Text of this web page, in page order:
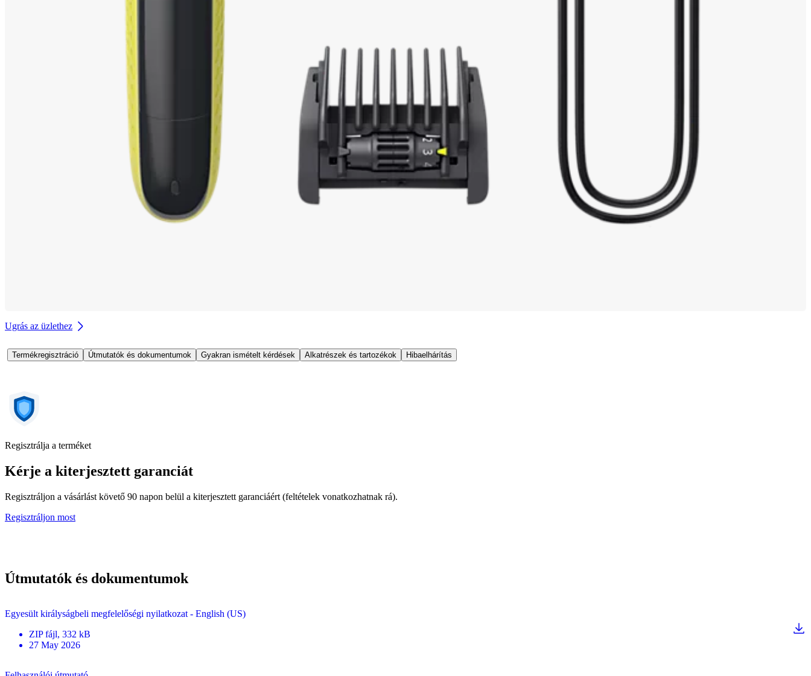
Ugrás az üzlethez
Termékregisztráció Útmutatók és dokumentumok Gyakran ismételt kérdések Alkatrészek és tartozékok Hibaelhárítás
Regisztrálja a terméket
Kérje a kiterjesztett garanciát
Regisztráljon a vásárlást követő 90 napon belül a kiterjesztett garanciáért (feltételek vonatkozhatnak rá).
Regisztráljon most
Útmutatók és dokumentumok
Egyesült királyságbeli megfelelőségi nyilatkozat - English (US)
ZIP fájl, 332 kB
27 May 2026